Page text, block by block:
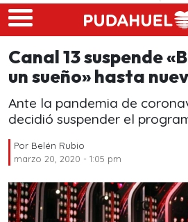
Skip to main content
Canal 13 suspende
un sueño» hasta
Ante la pandemia de
decidió suspender el
Por Belén Rubio
marzo 20, 2020 - 1:05 pm